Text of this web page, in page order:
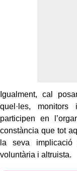
Igualment, cal
quel·les,
participen en
constància que tot
la seva
voluntària i altruista.